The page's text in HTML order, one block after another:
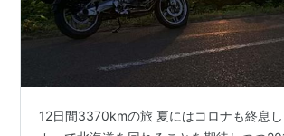
12日間3370kmの旅 夏にはコロナも終息